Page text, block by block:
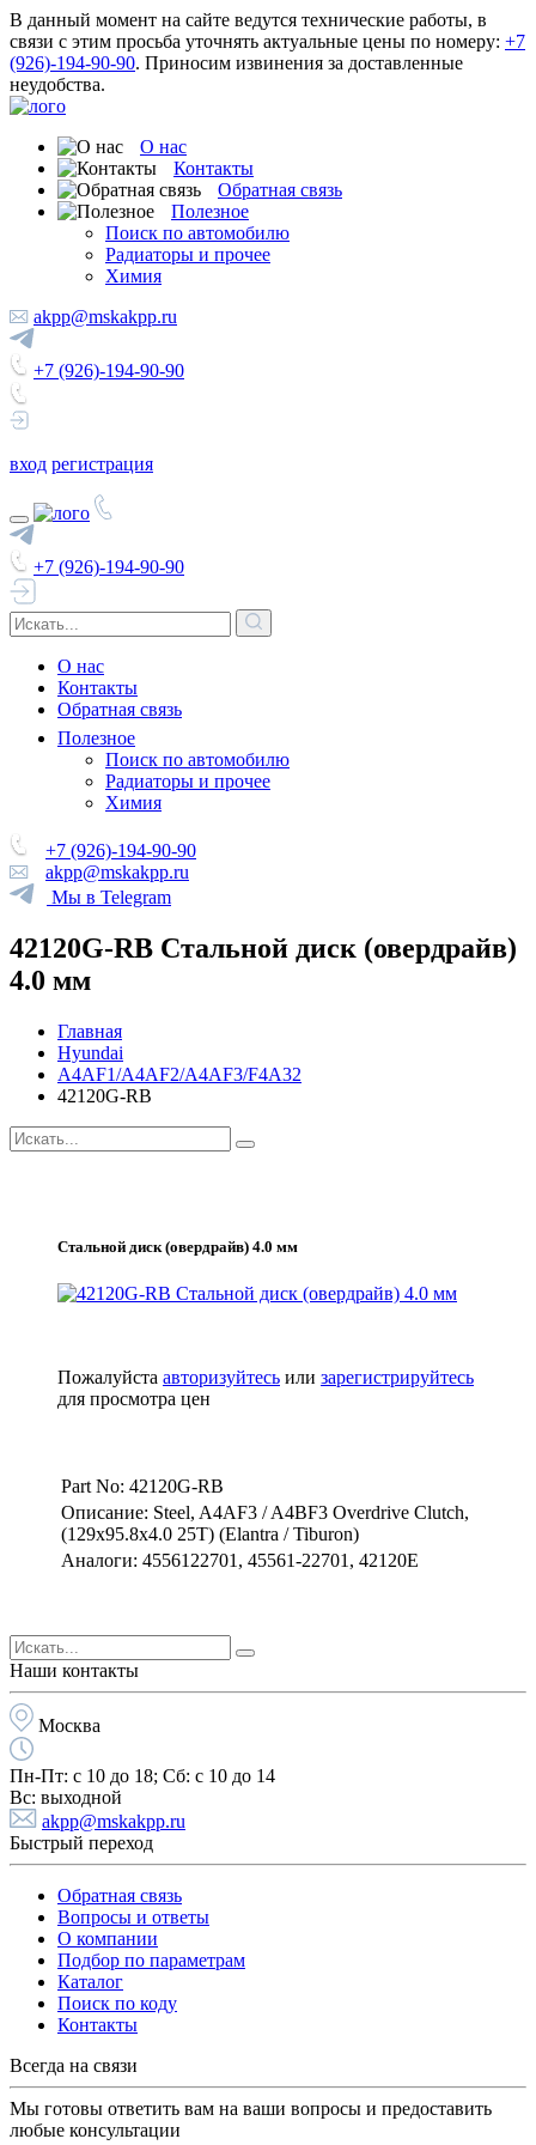
В данный момент на сайте ведутся технические работы, в
связи с этим просьба уточнять актуальные цены по номеру: +7
(926)-194-90-90. Приносим извинения за доставленные
неудобства.
О нас
Контакты
Обратная связь
Полезное
Поиск по автомобилю
Радиаторы и прочее
Химия
akpp@mskakpp.ru
+7 (926)-194-90-90
вход регистрация
+7 (926)-194-90-90
О нас
Контакты
Обратная связь
Полезное
Поиск по автомобилю
Радиаторы и прочее
Химия
+7 (926)-194-90-90
akpp@mskakpp.ru
Мы в Telegram
42120G-RB Стальной диск (овердрайв)
4.0 мм
Главная
Hyundai
A4AF1/A4AF2/A4AF3/F4A32
42120G-RB
Стальной диск (овердрайв) 4.0 мм
Пожалуйста авторизуйтесь или зарегистрируйтесь
для просмотра цен
Part No: 42120G-RB
Описание: Steel, A4AF3 / A4BF3 Overdrive Clutch,
(129x95.8x4.0 25T) (Elantra / Tiburon)
Аналоги: 4556122701, 45561-22701, 42120E
Наши контакты
Москва
Пн-Пт: с 10 до 18; Cб: с 10 до 14
Вс: выходной
akpp@mskakpp.ru
Быстрый переход
Обратная связь
Вопросы и ответы
О компании
Подбор по параметрам
Каталог
Поиск по коду
Контакты
Всегда на связи
Мы готовы ответить вам на ваши вопросы и предоставить
любые консультации